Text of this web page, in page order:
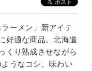
ーメン」新アイテ
好適な商品。北海道
くり熟成させながら
うなコシ、味わい